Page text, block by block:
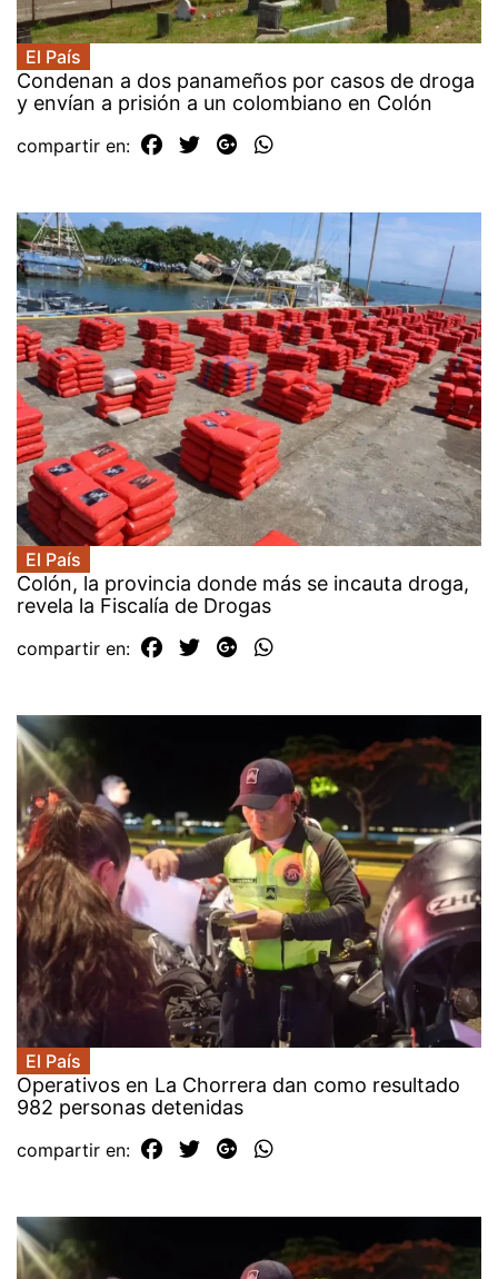
El País
Condenan a dos panameños por casos de droga
y envían a prisión a un colombiano en Colón
compartir en:
El País
Colón, la provincia donde más se incauta droga,
revela la Fiscalía de Drogas
compartir en:
El País
Operativos en La Chorrera dan como resultado
982 personas detenidas
compartir en: